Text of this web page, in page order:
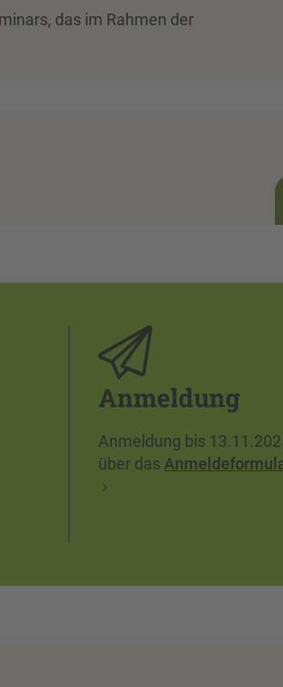
das im Rahmen der
Anmeldung
Anmeldung bis
über das